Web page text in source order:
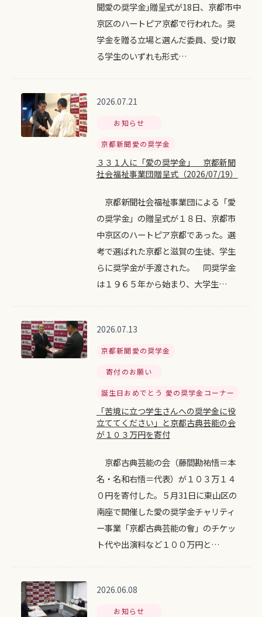
聞愛の奨学金｣贈呈式が18日、京都市中
京区のハートピア京都で行われた。奨
学金を贈る立場と選んだ委員、受け取
る学生のいずれも形式…
2026.07.21
お知らせ
京都新聞愛の奨学金
３３１人に「愛の奨学金」 京都新聞
社会福祉事業団贈呈式（2026/07/19）
京都新聞社会福祉事業団による「愛
の奨学金」の贈呈式が１８日、京都市
中京区のハートピア京都であった。選
考で選ばれた京都と滋賀の生徒、学生
らに奨学金が手渡された。 同奨学金
は１９６５年から始まり、大学生…
2026.07.13
京都新聞愛の奨学金
寄付のお願い
誕生日おめでとう 愛の奨学金コーナー
「苦境に立つ学生さんへの奨学金に役
立ててください」と京都古典芸能の会
が１０３万円を寄付
京都古典芸能の会（藤間勘祐悟＝本
名・名和右悟＝代表）が１０３万１４
０円を寄付した。５月31日に東山区の
南座で開催した愛の奨学金チャリティ
ー事業「京都古典芸能の會」のチケッ
ト代や出演料など１００万円と…
2026.06.08
お知らせ